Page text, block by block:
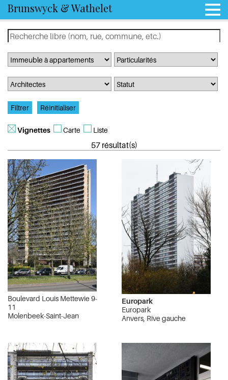
Brunswyck & Wathelet
Vignettes Carte Liste
57 résultat(s)
Boulevard Louis Mettewie 9-
11
Molenbeek-Saint-Jean
Europark
Europark
Anvers, Rive gauche